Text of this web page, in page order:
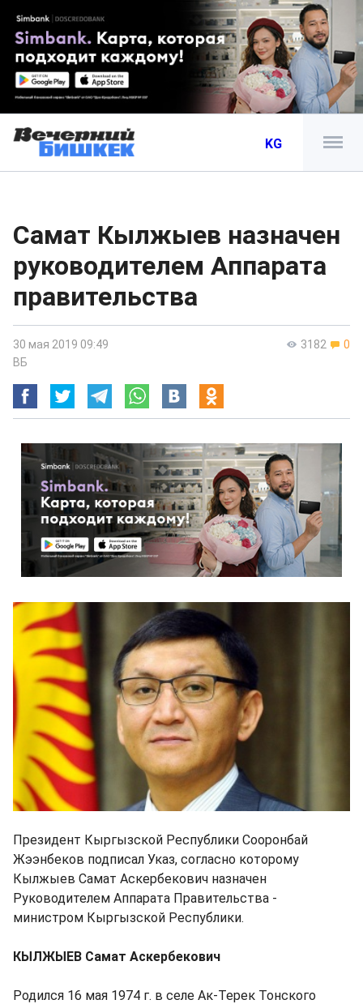
KG
Самат Кылжыев назначен
руководителем Аппарата
правительства
3182 0
30 мая 2019 09:49
ВБ
Президент Кыргызской Республики Сооронбай
Жээнбеков подписал Указ, согласно которому
Кылжыев Самат Аскербекович назначен
Руководителем Аппарата Правительства -
министром Кыргызской Республики.
КЫЛЖЫЕВ Самат Аскербекович
Родился 16 мая 1974 г. в селе Ак-Терек Тонского